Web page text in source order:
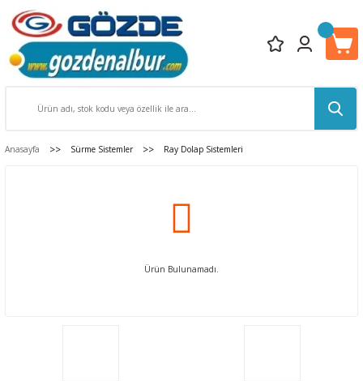
Anasayfa Sürme Sistemler Ray Dolap Sistemleri
Ürün Bulunamadı.